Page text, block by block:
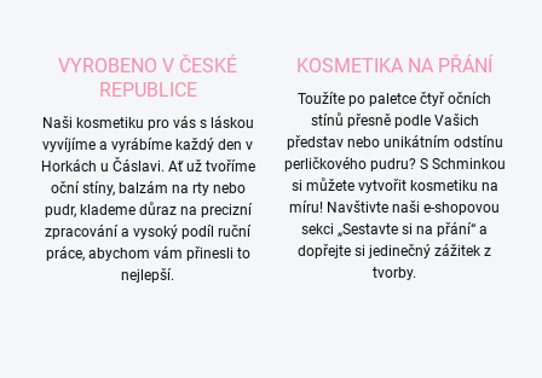
VYROBENO V ČESKÉ
REPUBLICE
Naši kosmetiku pro vás s láskou
vyvíjíme a vyrábíme každý den v
Horkách u Čáslavi. Ať už tvoříme
oční stíny, balzám na rty nebo
pudr, klademe důraz na precizní
zpracování a vysoký podíl ruční
práce, abychom vám přinesli to
nejlepší.
KOSMETIKA NA PŘÁNÍ
Toužíte po paletce čtyř očních
stínů přesně podle Vašich
představ nebo unikátním odstínu
perličkového pudru? S Schminkou
si můžete vytvořit kosmetiku na
míru! Navštivte naši e-shopovou
sekci „Sestavte si na přání“ a
dopřejte si jedinečný zážitek z
tvorby.